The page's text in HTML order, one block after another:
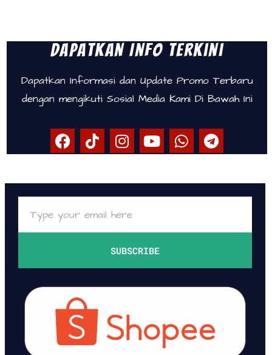
Dapatkan Info Terkini
Dapatkan Informasi dan Update Promo Terbaru
dengan mengikuti Sosial Media Kami Di Bawah Ini
SUBSCRIBE